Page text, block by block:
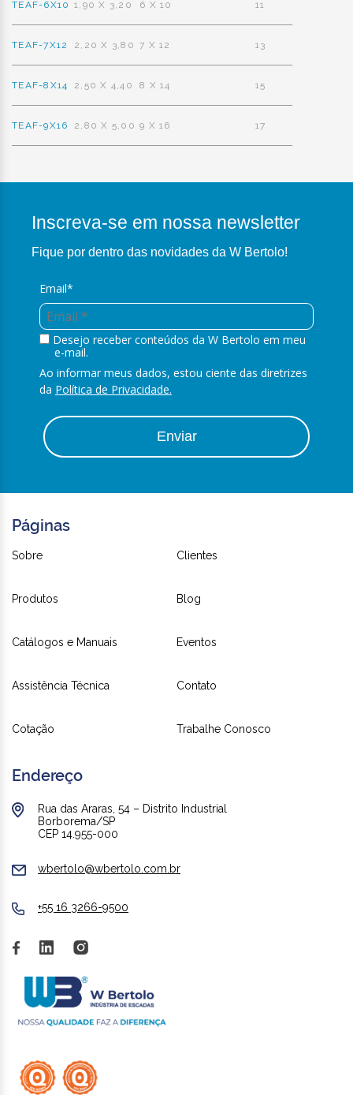
TEAF-6X10 1,90 X 3,20 6 X 10 11
TEAF-7X12 2,20 X 3,80 7 X 12 13
TEAF-8X14 2,50 X 4,40 8 X 14 15
TEAF-9X16 2,80 X 5,00 9 X 16 17
Inscreva-se em nossa newsletter
Fique por dentro das novidades da W Bertolo!
Email*
Desejo receber conteúdos da W Bertolo em meu
e-mail.
Ao informar meus dados, estou ciente das diretrizes
da Política de Privacidade.
Enviar
Páginas
Sobre Clientes
Produtos Blog
Catálogos e Manuais Eventos
Assistência Técnica Contato
Cotação Trabalhe Conosco
Endereço
Rua das Araras, 54 – Distrito Industrial
Borborema/SP
CEP 14.955-000
wbertolo@wbertolo.com.br
+55 16 3266-9500